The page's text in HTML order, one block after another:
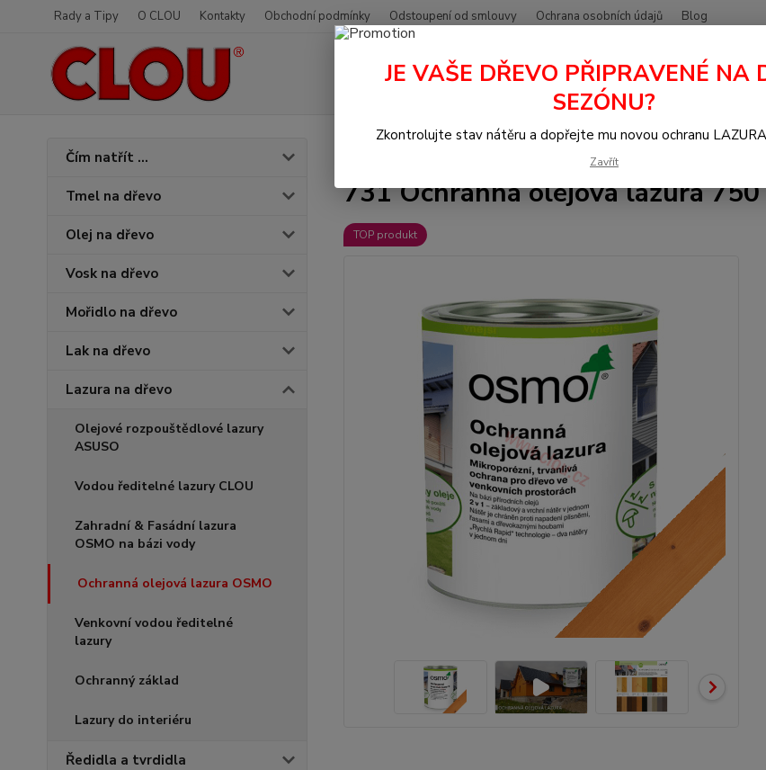
Rady a Tipy O CLOU Kontakty Obchodní podmínky Odstoupení od smlouvy Ochrana osobních údajů Blog
Hledat
Čím natřít ...
Tmel na dřevo
Olej na dřevo
Vosk na dřevo
Mořidlo na dřevo
Lak na dřevo
Lazura na dřevo
Olejové rozpouštědlové lazury
ASUSO
Vodou ředitelné lazury CLOU
Zahradní & Fasádní lazura
OSMO na bázi vody
Ochranná olejová lazura OSMO
Venkovní vodou ředitelné
lazury
Ochranný základ
Lazury do interiéru
Ředidla a tvrdidla
Lazura na dřevo Ochranná olejová lazura OSMO 731
731 Ochranná olejová lazura
TOP produkt
JE VAŠE DŘEVO PŘIPRAVENÉ NA
SEZÓNU?
Zkontrolujte stav nátěru a dopřejte mu novou ochranu
Zavřít